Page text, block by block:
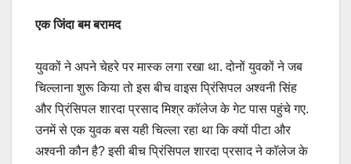
एक जिंदा बम बरामद
युवकों ने अपने चेहरे पर मास्क लगा रखा था. दोनों युवकों ने जब
चिल्लाना शुरू किया तो इस बीच वाइस प्रिंसिपल अश्वनी सिंह
और प्रिंसिपल शारदा प्रसाद मिश्र कॉलेज के गेट पास पहुंचे गए.
उनमें से एक युवक बस यही चिल्ला रहा था कि क्यों पीटा और
अश्वनी कौन है? इसी बीच प्रिंसिपल शारदा प्रसाद ने कॉलेज के